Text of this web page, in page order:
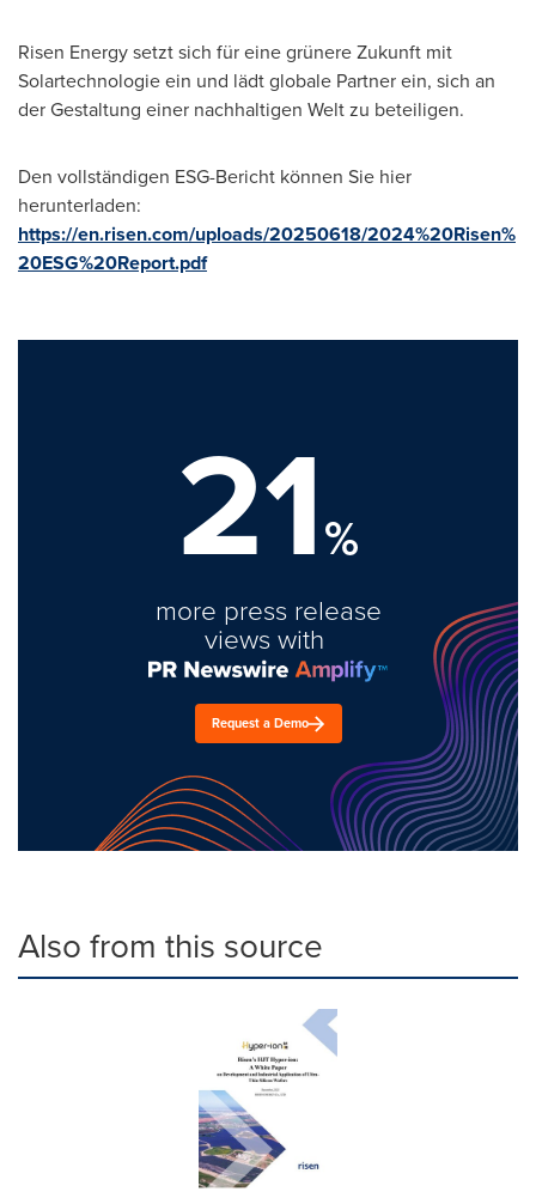
Risen Energy setzt sich für eine grünere Zukunft mit
Solartechnologie ein und lädt globale Partner ein, sich an
der Gestaltung einer nachhaltigen Welt zu beteiligen.
Den vollständigen ESG-Bericht können Sie hier
herunterladen:
https://en.risen.com/uploads/20250618/2024%20Risen%
20ESG%20Report.pdf
21%
more press release
views with
Request a Demo
Also from this source